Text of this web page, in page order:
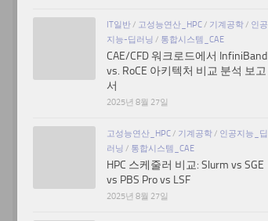
IT일반/ 고성능연산_HPC/ 기계공학/ 인공
지능-딥러닝 / 통합시스템_CAE
CAE/CFD 워크로드에서 InfiniBand
vs. RoCE 아키텍처 비교 분석 보고
서
2025년 8월 27일
고성능연산_HPC/ 기계공학/ 인공지능_딥
러닝 / 통합시스템_CAE
HPC 스케줄러 비교: Slurm vs SGE
vs PBS Pro vs LSF
2025년 8월 27일